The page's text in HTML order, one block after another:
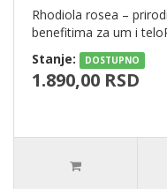
Rhodiola rosea –
benefitima za um i
Stanje:
DOSTUPNO
1.890,00 RSD